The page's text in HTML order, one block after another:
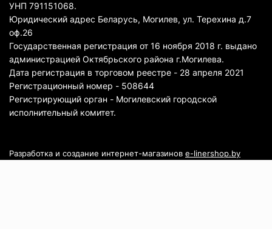
УНП 791151068.
Юридический адрес Беларусь, Могилев, ул. Терехина д.7
оф.26
Государственная регистрация от 16 ноября 2018 г. выдано
администрацией Октябрьского района г.Могилева.
Дата регистрация в торговом реестре - 28 апреля 2021
Регистрационный номер - 508644
Регистрирующий орган - Могилевский городской
исполнительный комитет.
Разработка и создание интернет-магазинов e-linershop.by